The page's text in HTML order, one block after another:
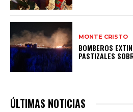
MONTE CRISTO
BOMBEROS
PASTIZALES
ÚLTIMAS NOTICIAS